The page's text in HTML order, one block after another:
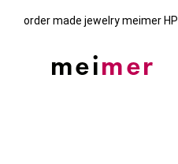
order made jewelry meimer HP